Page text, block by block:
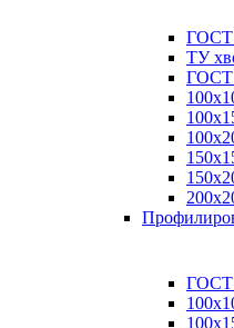
ГОСТ
ТУ
ГОСТ
ГОСТ